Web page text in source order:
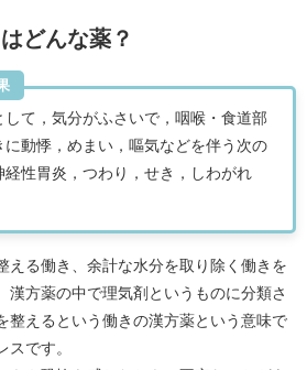
どんな薬？
て，気分がふさいで，咽喉・食道部
に動悸，めまい，嘔気などを伴う次の
性胃炎，つわり，せき，しわがれ
える働き、余計な水分を取り除く働きを
漢方薬の中で理気剤というものに分類さ
整えるという働きの漢方薬という意味で
スです。